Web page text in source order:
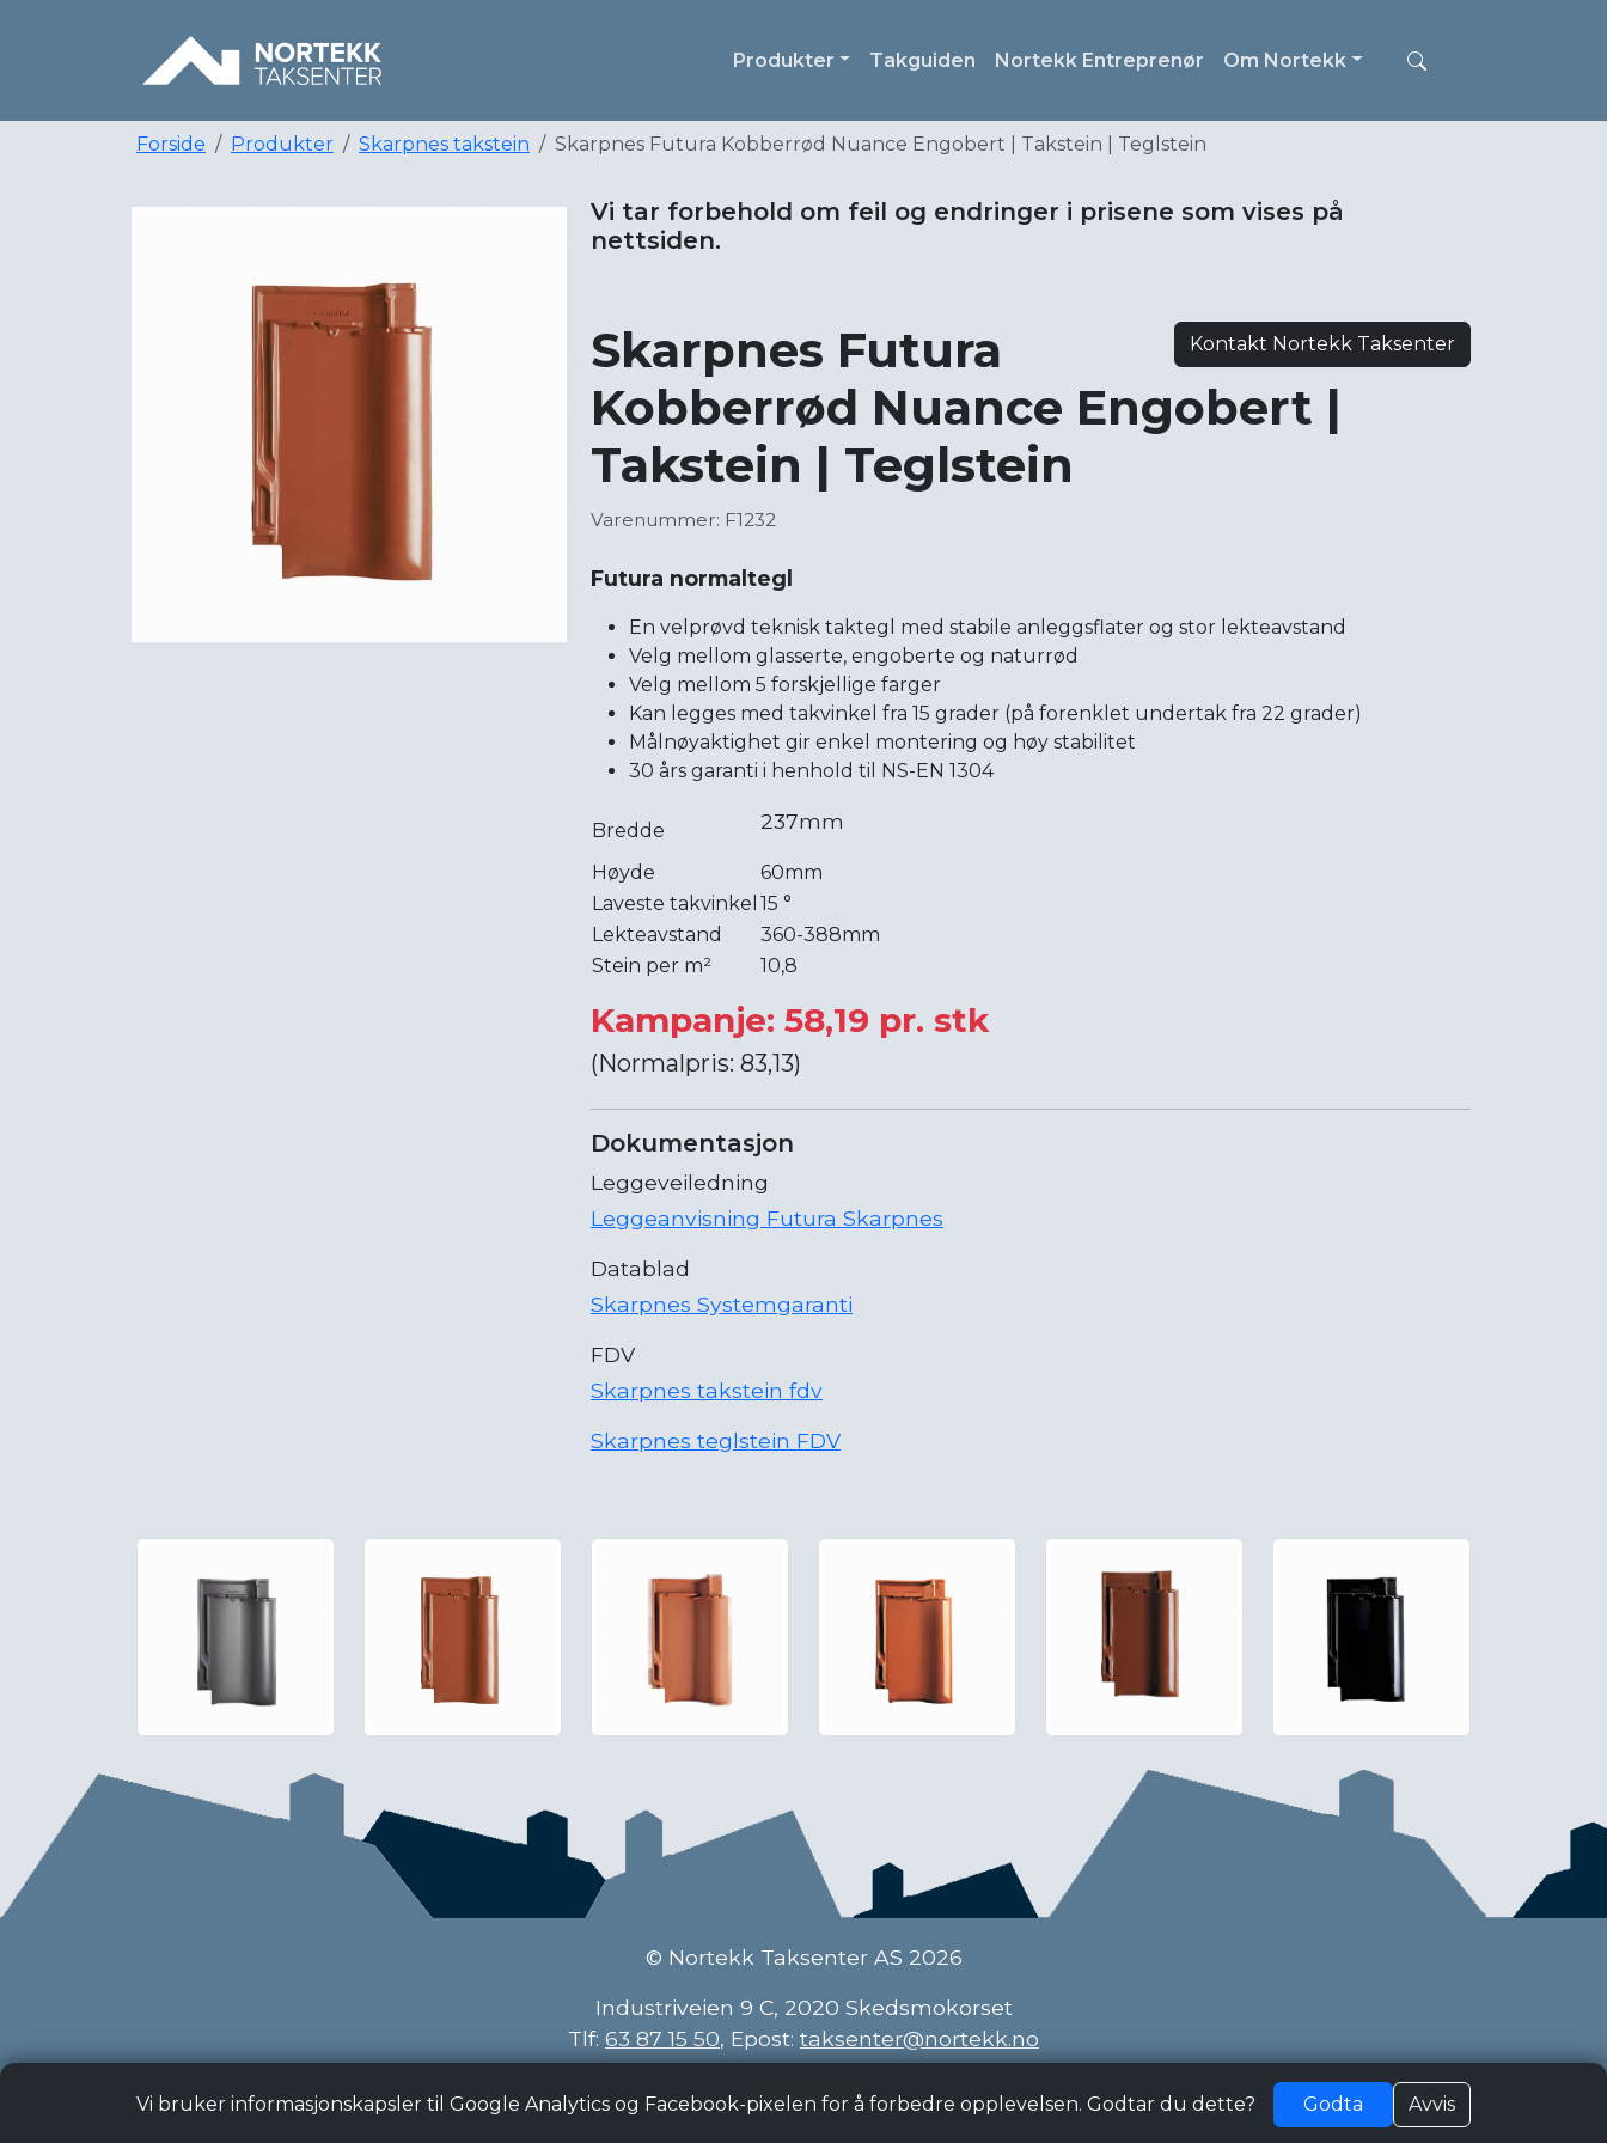
Produkter Takguiden Nortekk Entreprenør Om Nortekk
Forside Produkter Skarpnes takstein Skarpnes Futura Kobberrød Nuance Engobert | Takstein | Teglstein
Vi tar forbehold om feil og endringer i prisene som vises på
nettsiden.
Kontakt Nortekk Taksenter
Skarpnes Futura
Kobberrød Nuance Engobert |
Takstein | Teglstein
Varenummer: F1232
Futura normaltegl
En velprøvd teknisk taktegl med stabile anleggsflater og stor lekteavstand
Velg mellom glasserte, engoberte og naturrød
Velg mellom 5 forskjellige farger
Kan legges med takvinkel fra 15 grader (på forenklet undertak fra 22 grader)
Målnøyaktighet gir enkel montering og høy stabilitet
30 års garanti i henhold til NS-EN 1304
Bredde 237mm
Høyde
60mm
Laveste takvinkel 15 °
Lekteavstand
360-388mm
Stein per m²
10,8
Kampanje: 58,19 pr. stk
(Normalpris: 83,13)
Dokumentasjon
Leggeveiledning
Leggeanvisning Futura Skarpnes
Datablad
Skarpnes Systemgaranti
FDV
Skarpnes takstein fdv
Skarpnes teglstein FDV
© Nortekk Taksenter AS 2026
Industriveien 9 C, 2020 Skedsmokorset
Tlf: 63 87 15 50, Epost: taksenter@nortekk.no
Personvern
Vi bruker informasjonskapsler til Google Analytics og Facebook-pixelen for å forbedre opplevelsen. Godtar du dette? Godta Avvis